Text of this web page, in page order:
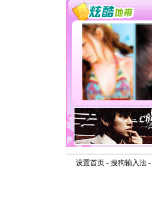
设置首页- 搜狗输入法-